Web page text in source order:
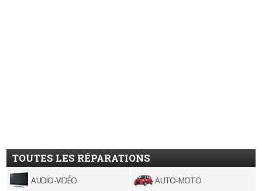
TOUTES LES RÉPARATIONS
AUDIO-VIDÉO AUTO-MOTO